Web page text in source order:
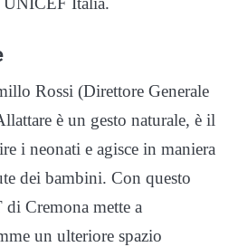
Rossi (Direttore Generale
è un gesto naturale, è il
i neonati e agisce in maniera
dei bambini. Con questo
Cremona mette a
un ulteriore spazio